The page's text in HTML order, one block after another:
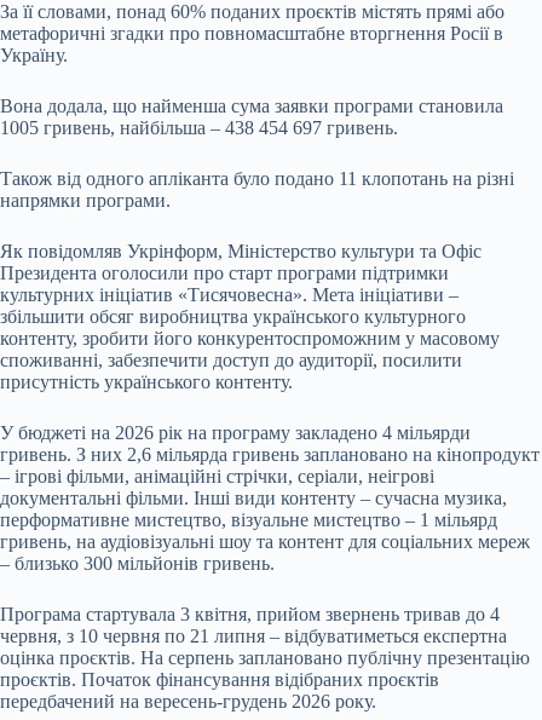
За її словами, понад 60% поданих проєктів містять прямі або
метафоричні згадки про повномасштабне вторгнення Росії в
Україну.
Вона додала, що найменша сума заявки програми становила
1005 гривень, найбільша – 438 454 697 гривень.
Також від одного апліканта було подано 11 клопотань на різні
напрямки програми.
Як повідомляв Укрінформ, Міністерство культури та Офіс
Президента оголосили про старт програми підтримки
культурних ініціатив «Тисячовесна». Мета ініціативи –
збільшити обсяг виробництва українського культурного
контенту, зробити його конкурентоспроможним у масовому
споживанні, забезпечити доступ до аудиторії, посилити
присутність українського контенту.
У бюджеті на 2026 рік на програму закладено 4 мільярди
гривень. З них 2,6 мільярда гривень заплановано на кінопродукт
– ігрові фільми, анімаційні стрічки, серіали, неігрові
документальні фільми. Інші види контенту – сучасна музика,
перформативне мистецтво, візуальне мистецтво – 1 мільярд
гривень, на аудіовізуальні шоу та контент для соціальних мереж
– близько 300 мільйонів гривень.
Програма стартувала 3 квітня, прийом звернень тривав до 4
червня, з 10 червня по 21 липня – відбуватиметься експертна
оцінка проєктів. На серпень заплановано публічну презентацію
проєктів. Початок фінансування відібраних проєктів
передбачений на вересень-грудень 2026 року.